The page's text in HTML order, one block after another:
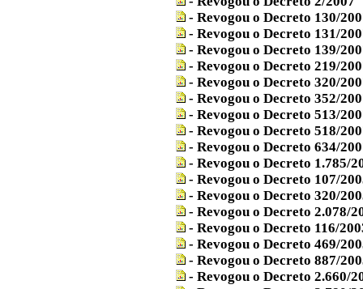
- Revogou o Decreto 130/
- Revogou o Decreto 131/
- Revogou o Decreto 139/
- Revogou o Decreto 219/
- Revogou o Decreto 320/
- Revogou o Decreto 352/
- Revogou o Decreto 513/
- Revogou o Decreto 518/
- Revogou o Decreto 634/
- Revogou o Decreto 1.785/
- Revogou o Decreto 107/
- Revogou o Decreto 320/
- Revogou o Decreto 2.078/
- Revogou o Decreto 116/
- Revogou o Decreto 469/
- Revogou o Decreto 887/
- Revogou o Decreto 2.660/